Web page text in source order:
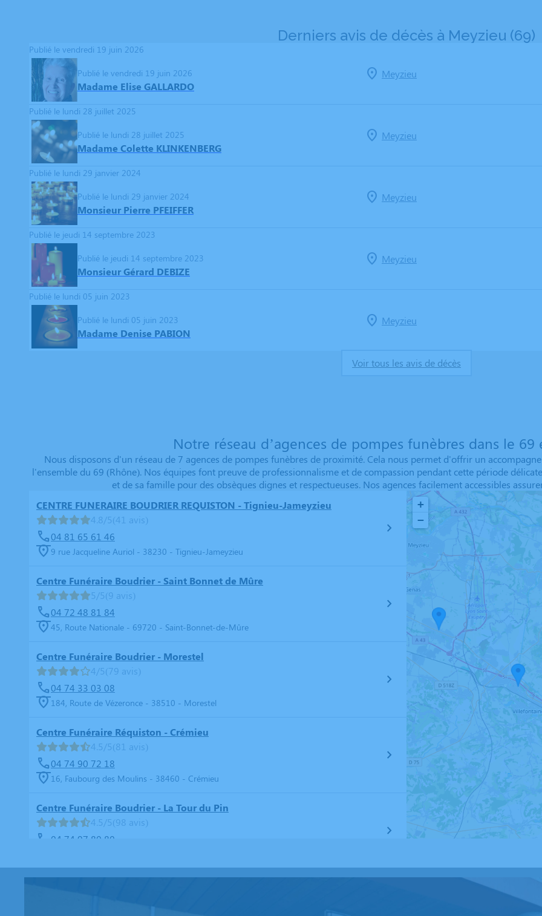
Derniers avis de décès à Meyzieu (69)
Publié le vendredi 19 juin 2026
Publié le vendredi 19 juin 2026
Madame Elise GALLARDO
Meyzieu
Publié le lundi 28 juillet 2025
Publié le lundi 28 juillet 2025
Madame Colette KLINKENBERG
Meyzieu
Publié le lundi 29 janvier 2024
Publié le lundi 29 janvier 2024
Monsieur Pierre PFEIFFER
Meyzieu
Publié le jeudi 14 septembre 2023
Publié le jeudi 14 septembre 2023
Monsieur Gérard DEBIZE
Meyzieu
Publié le lundi 05 juin 2023
Publié le lundi 05 juin 2023
Madame Denise PABION
Meyzieu
Voir tous les avis de décès
Notre réseau d’agences de pompes funèbres dans le 69
Nous disposons d'un réseau de 7 agences de pompes funèbres de proximité. Cela nous permet d'offrir un
l'ensemble du 69 (Rhône). Nos équipes font preuve de professionnalisme et de compassion pendant cette période
et de sa famille pour des obsèques dignes et respectueuses. Nos agences facilement accessibles
CENTRE FUNERAIRE BOUDRIER REQUISTON - Tignieu-Jameyzieu
4.8/5(41 avis)
04 81 65 61 46
9 rue Jacqueline Auriol - 38230 - Tignieu-Jameyzieu
Centre Funéraire Boudrier - Saint Bonnet de Mûre
5/5(9 avis)
04 72 48 81 84
45, Route Nationale - 69720 - Saint-Bonnet-de-Mûre
Centre Funéraire Boudrier - Morestel
4/5(79 avis)
04 74 33 03 08
184, Route de Vézeronce - 38510 - Morestel
Centre Funéraire Réquiston - Crémieu
4.5/5(81 avis)
04 74 90 72 18
16, Faubourg des Moulins - 38460 - Crémieu
Centre Funéraire Boudrier - La Tour du Pin
4.5/5(98 avis)
04 74 97 80 80
+
−